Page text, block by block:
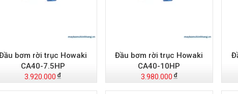
bơm rời trục Howaki
CA40-7.5HP
3.920.000
Đầu bơm rời trục Howaki
CA40-10HP
3.980.000